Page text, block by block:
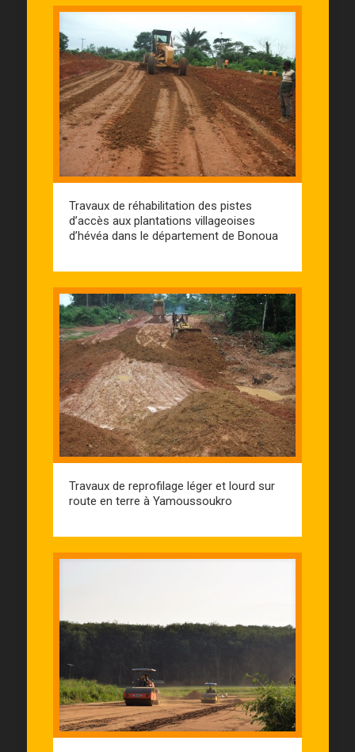
Travaux de réhabilitation des pistes
d’accès aux plantations villageoises
d’hévéa dans le département de Bonoua
Travaux de reprofilage léger et lourd sur
route en terre à Yamoussoukro